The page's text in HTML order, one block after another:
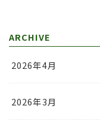
ARCHIVE
2026年4月
2026年3月